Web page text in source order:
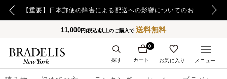
【重要】日本郵便の障害による配送への影響についてのお詫び
11,000円(税込)以上のご購入で送料無料
カート
0
お気に入り
探す メニュー